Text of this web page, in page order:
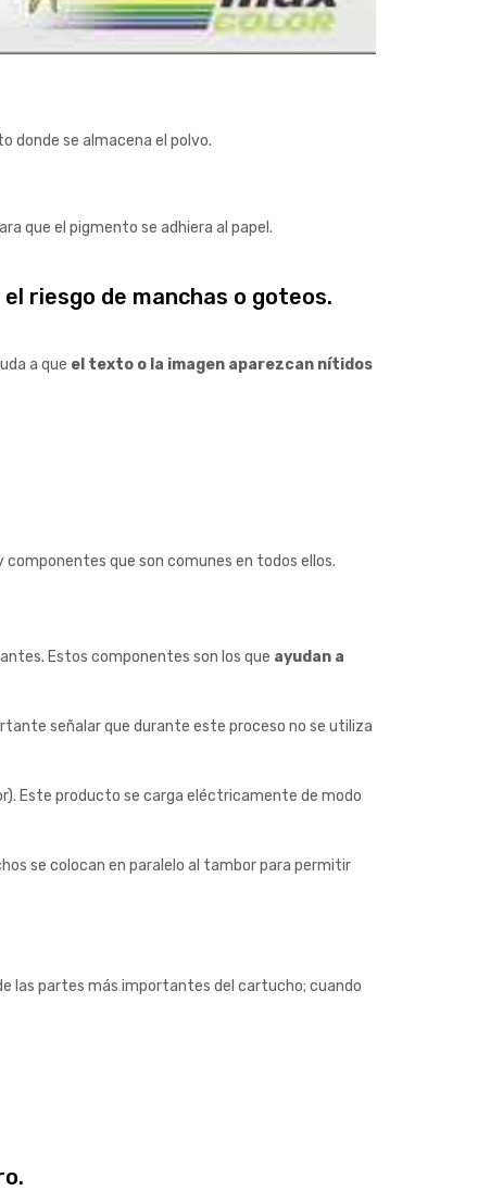
donde se almacena el polvo.
que el pigmento se adhiera al papel.
riesgo de manchas o goteos.
a que el texto o la imagen aparezcan nítidos
que son comunes en todos ellos.
Estos componentes son los que ayudan a
señalar que durante este proceso no se utiliza
Este producto se carga eléctricamente de modo
se colocan en paralelo al tambor para permitir
las partes más importantes del cartucho; cuando